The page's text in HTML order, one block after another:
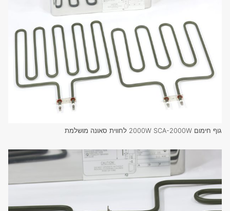
גוף חימום 2000W SCA-2000W לחווית סאונה מושלמת